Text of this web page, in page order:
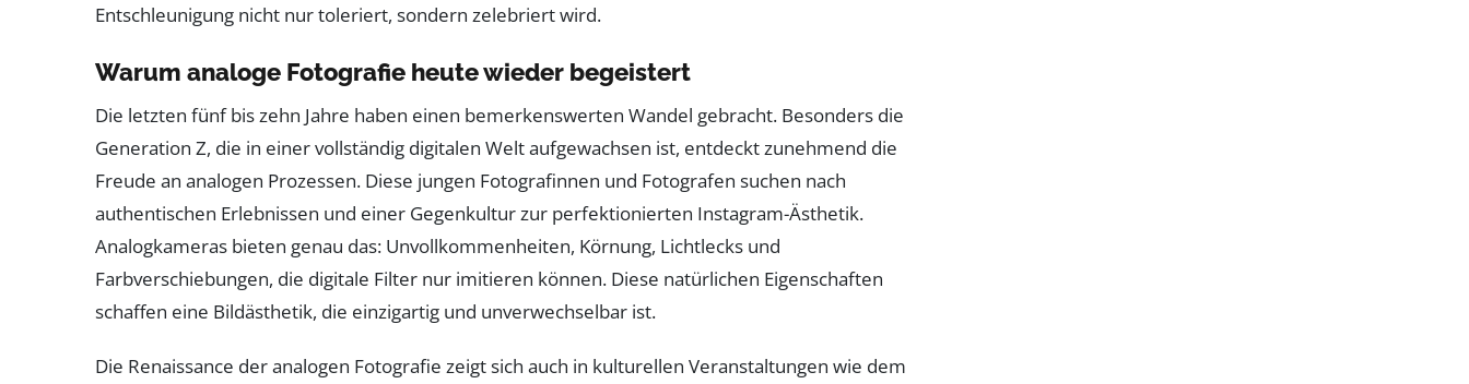
Entschleunigung nicht nur toleriert, sondern zelebriert wird.
Warum analoge Fotografie heute wieder begeistert
Die letzten fünf bis zehn Jahre haben einen bemerkenswerten Wandel gebracht. Besonders die
Generation Z, die in einer vollständig digitalen Welt aufgewachsen ist, entdeckt zunehmend die
Freude an analogen Prozessen. Diese jungen Fotografinnen und Fotografen suchen nach
authentischen Erlebnissen und einer Gegenkultur zur perfektionierten Instagram-Ästhetik.
Analogkameras bieten genau das: Unvollkommenheiten, Körnung, Lichtlecks und
Farbverschiebungen, die digitale Filter nur imitieren können. Diese natürlichen Eigenschaften
schaffen eine Bildästhetik, die einzigartig und unverwechselbar ist.
Die Renaissance der analogen Fotografie zeigt sich auch in kulturellen Veranstaltungen wie dem